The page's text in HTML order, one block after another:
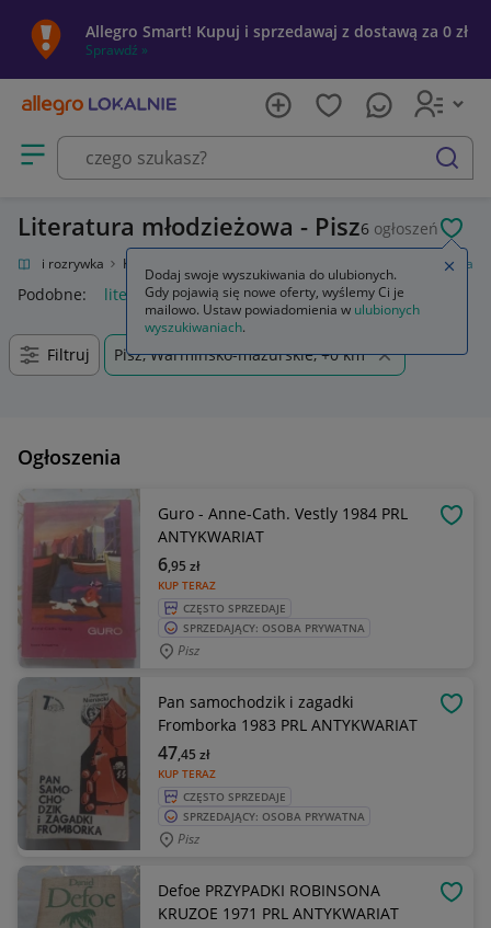
Allegro Smart! Kupuj i sprzedawaj z dostawą za 0 zł
Sprawdź »
Otwórz menu z kategoriami
szukaj
Literatura młodzieżowa - Pisz6 ogłoszeń
i rozrywka Książki Literatura młodzieżowa
Podobne: literatura młodzieżowa
Filtruj Pisz, Warmińsko-mazurskie, +0 km
Ogłoszenia
Guro - Anne-Cath. Vestly 1984 PRL
ANTYKWARIAT
KUP TERAZ
6,95 zł
CZĘSTO SPRZEDAJE
SPRZEDAJĄCY: OSOBA PRYWATNA
Pisz
Pan samochodzik i zagadki
Fromborka 1983 PRL ANTYKWARIAT
KUP TERAZ
47,45 zł
CZĘSTO SPRZEDAJE
SPRZEDAJĄCY: OSOBA PRYWATNA
Pisz
Defoe PRZYPADKI ROBINSONA
KRUZOE 1971 PRL ANTYKWARIAT
Dodaj swoje wyszukiwania do ulubionych.
Gdy pojawią się nowe oferty, wyślemy Ci je
mailowo. Ustaw powiadomienia w ulubionych
wyszukiwaniach.